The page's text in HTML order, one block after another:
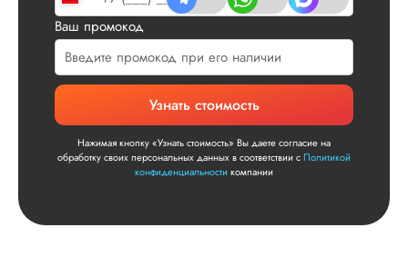
Ваш промокод
Узнать стоимость
Нажимая кнопку «Узнать стоимость» Вы даете согласие на
обработку своих персональных данных в соответствии сПолитикой
конфиденциальностикомпании
Роман Н.
Вид работы:
Кандидатская
диссертация
Кандидатскую по